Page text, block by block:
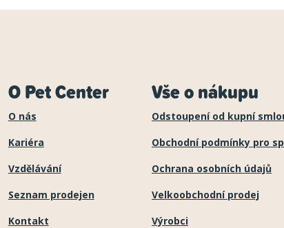
O Pet Center
O nás
Kariéra
Vzdělávání
Seznam prodejen
Kontakt
Vše o nákupu
Odstoupení od kupní
Obchodní podmínky pro
Ochrana osobních údajů
Velkoobchodní prodej
Výrobci